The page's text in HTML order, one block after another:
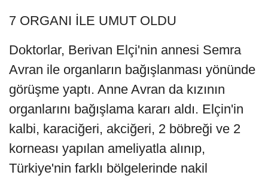
7 ORGANI İLE UMUT OLDU
Doktorlar, Berivan Elçi'nin annesi Semra
Avran ile organların bağışlanması yönünde
görüşme yaptı. Anne Avran da kızının
organlarını bağışlama kararı aldı. Elçin'in
kalbi, karaciğeri, akciğeri, 2 böbreği ve 2
korneası yapılan ameliyatla alınıp,
Türkiye'nin farklı bölgelerinde nakil